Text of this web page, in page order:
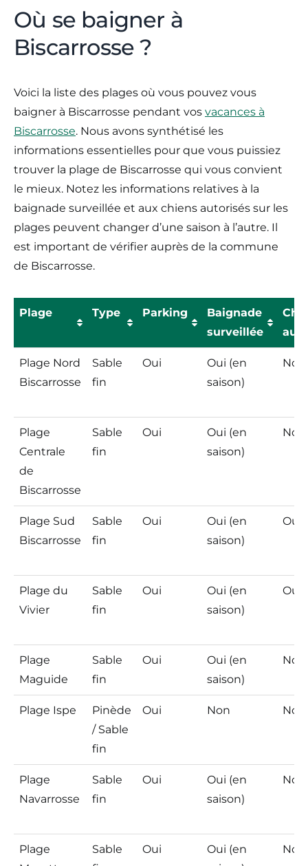
Où se baigner à
Biscarrosse ?
Voici la liste des plages où vous pouvez vous
baigner à Biscarrosse pendant vos vacances à
Biscarrosse. Nous avons synthétisé les
informations essentielles pour que vous puissiez
trouver la plage de Biscarrosse qui vous convient
le mieux. Notez les informations relatives à la
baignade surveillée et aux chiens autorisés sur les
plages peuvent changer d’une saison à l’autre. Il
est important de vérifier auprès de la commune
de Biscarrosse.
Plage Type Parking
Baignade
surveillée
Plage
Type Parking
Baignade
surveillée
Plage Nord
Biscarrosse
Sable
fin
Oui
Oui (en
saison)
Non
Plage
Centrale
de
Biscarrosse
Sable
fin
Oui
Oui (en
saison)
Non
Plage Sud
Biscarrosse
Sable
fin
Oui
Oui (en
saison)
Oui
Plage du
Vivier
Sable
fin
Oui
Oui (en
saison)
Oui
Plage
Maguide
Sable
fin
Oui
Oui (en
saison)
Non
Plage Ispe
Pinède
/ Sable
fin
Oui Non Non
Plage
Navarrosse
Sable
fin
Oui
Oui (en
saison)
Non
Plage
Sable
Oui
Oui (en
Non